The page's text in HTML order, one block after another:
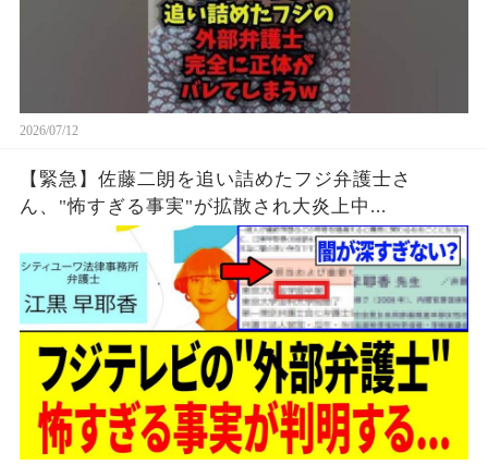
2026/07/12
【緊急】佐藤二朗を追い詰めたフジ弁護士さ
ん、"怖すぎる事実"が拡散され大炎上中...